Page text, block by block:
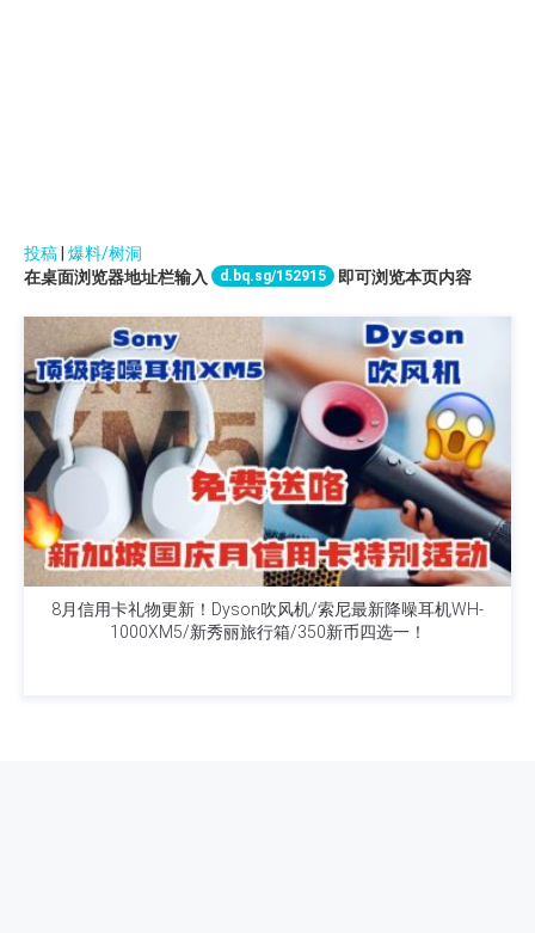
投稿 爆料/树洞
在桌面浏览器地址栏输入
d.bq.sg/152915 即可浏览本页内容
8月信用卡礼物更新！Dyson吹风机/索尼最新降噪耳机WH-
1000XM5/新秀丽旅行箱/350新币四选一！